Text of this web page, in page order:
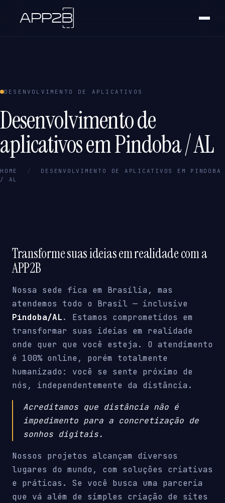
DESENVOLVIMENTO DE APLICATIVOS
Desenvolvimento de
aplicativos em Pindoba / AL
HOME /
DESENVOLVIMENTO DE APLICATIVOS EM PINDOBA
/ AL
Transforme suas ideias em realidade com a
APP2B
Nossa sede fica em Brasília, mas
atendemos todo o Brasil — inclusive
Pindoba/AL. Estamos comprometidos em
transformar suas ideias em realidade
onde quer que você esteja. O atendimento
é 100% online, porém totalmente
humanizado: você se sente próximo de
nós, independentemente da distância.
Acreditamos que distância não é
impedimento para a concretização de
sonhos digitais.
Nossos projetos alcançam diversos
lugares do mundo, com soluções criativas
e práticas. Se você busca uma parceria
que vá além de simples criação de sites